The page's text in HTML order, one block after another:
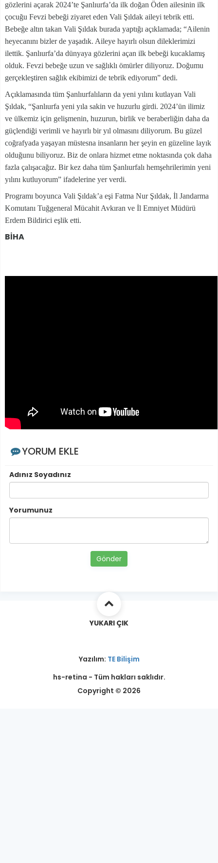
gözlerini açarak 2024’te Şanlıurfa’da ilk doğan Öden ailesinin ilk
çocuğu Fevzi bebeği ziyaret eden Vali Şıldak aileyi tebrik etti.
Bebeğe altın takan Vali Şıldak burada yaptığı açıklamada; “Ailenin
heyecanını bizler de yaşadık. Aileye hayırlı olsun dileklerimizi
ilettik. Şanlıurfa’da dünyaya gözlerini açan ilk bebeği kucaklamış
olduk. Fevzi bebeğe uzun ve sağlıklı ömürler diliyoruz. Doğumu
gerçekleştiren sağlık ekibimizi de tebrik ediyorum” dedi.
Açıklamasında tüm Şanlıurfalıların da yeni yılını kutlayan Vali
Şıldak, “Şanlıurfa yeni yıla sakin ve huzurlu girdi. 2024’ün ilimiz
ve ülkemiz için gelişmenin, huzurun, birlik ve beraberliğin daha da
güçlendiği verimli ve hayırlı bir yıl olmasını diliyorum. Bu güzel
coğrafyada yaşayan müstesna insanların her şeyin en güzeline layık
olduğunu biliyoruz. Biz de onlara hizmet etme noktasında çok daha
fazla çalışacağız. Bir kez daha tüm Şanlıurfalı hemşehrilerimin yeni
yılını kutluyorum” ifadelerine yer verdi.
Programı boyunca Vali Şıldak’a eşi Fatma Nur Şıldak, İl Jandarma
Komutanı Tuğgeneral Mücahit Avkıran ve İl Emniyet Müdürü
Erdem Bildirici eşlik etti.
BİHA
YORUM EKLE
Adınız Soyadınız
Yorumunuz
Gönder
YUKARI ÇIK
Yazılım: TE Bilişim
hs-retina - Tüm hakları saklıdır.
Copyright © 2026